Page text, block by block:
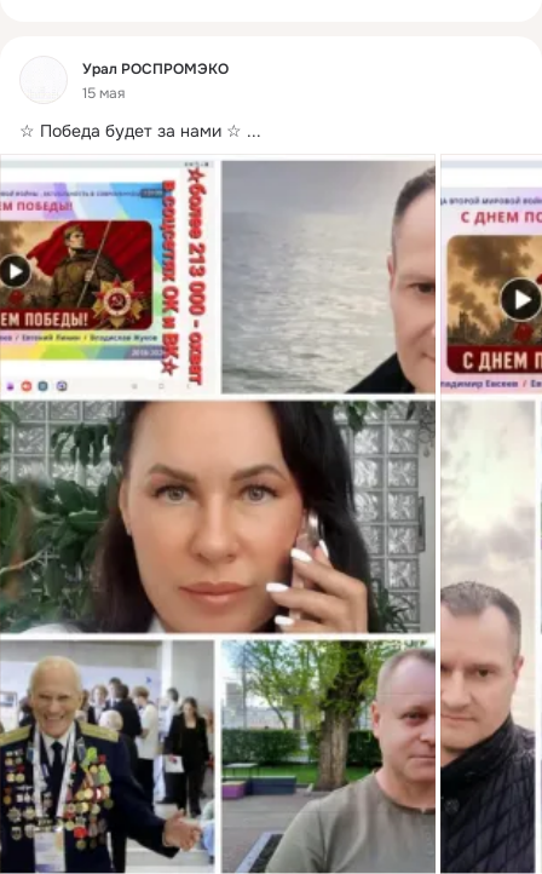
Урал РОСПРОМЭКО
15 мая
☆ Победа будет за нами ☆ ...